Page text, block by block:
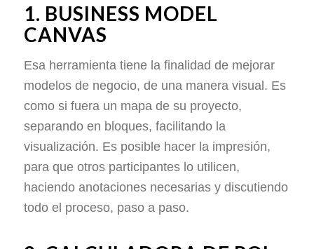
1. BUSINESS MODEL
CANVAS
Esa herramienta tiene la finalidad de mejorar
modelos de negocio, de una manera visual. Es
como si fuera un mapa de su proyecto,
separando en bloques, facilitando la
visualización. Es posible hacer la impresión,
para que otros participantes lo utilicen,
haciendo anotaciones necesarias y discutiendo
todo el proceso, paso a paso.